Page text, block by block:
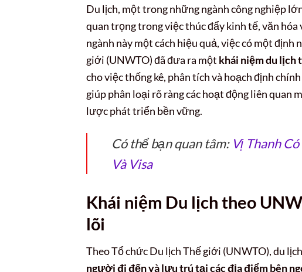
Du lịch, một trong những ngành công nghiệp
quan trọng trong việc thúc đẩy kinh tế, văn
ngành này một cách hiệu quả, việc có một
giới (UNWTO) đã đưa ra một khái niệm du lịch
cho việc thống kê, phân tích và hoạch định
giúp phân loại rõ ràng các hoạt động liên quan
lược phát triển bền vững.
Có thể bạn quan tâm: Vị Thanh
Và Visa
Khái niệm Du lịch theo
lõi
Theo Tổ chức Du lịch Thế giới (UNWTO), du
người đi đến và lưu trú tại các địa điểm bên